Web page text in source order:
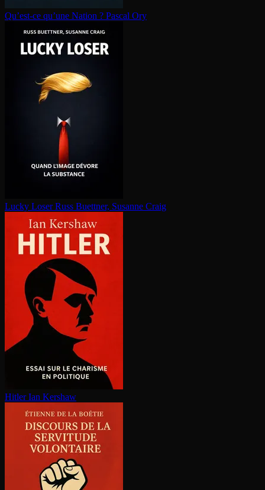
Qu’est-ce qu’une Nation ? Pascal Ory
Lucky Loser Russ Buettner, Susanne Craig
Hitler Ian Kershaw